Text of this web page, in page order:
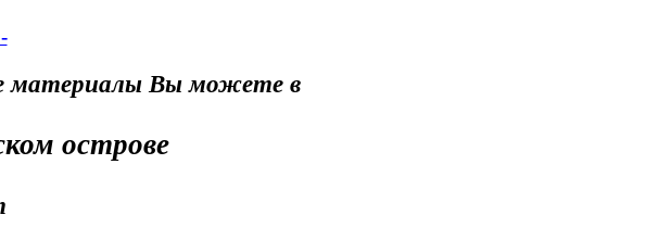
материалы Вы можете в
острове